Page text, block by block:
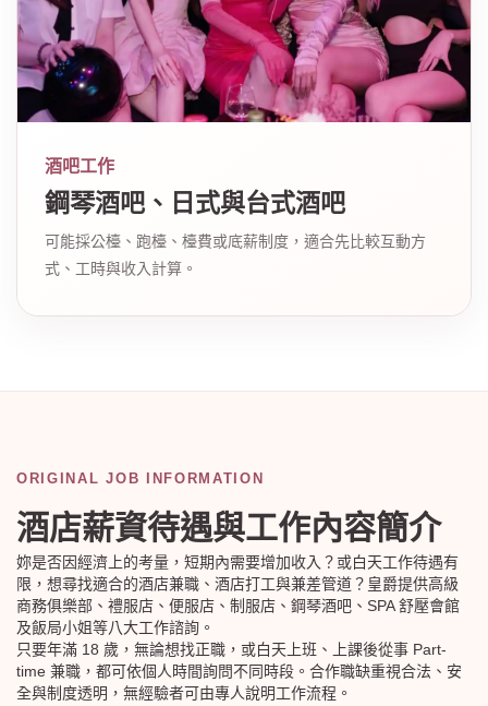
酒吧工作
鋼琴酒吧、日式與台式酒吧
可能採公檯、跑檯、檯費或底薪制度，適合先比較互動方
式、工時與收入計算。
ORIGINAL JOB INFORMATION
酒店薪資待遇與工作內容簡介
妳是否因經濟上的考量，短期內需要增加收入？或白天工作待遇有
限，想尋找適合的酒店兼職、酒店打工與兼差管道？皇爵提供高級
商務俱樂部、禮服店、便服店、制服店、鋼琴酒吧、SPA 舒壓會館
及飯局小姐等八大工作諮詢。
只要年滿 18 歲，無論想找正職，或白天上班、上課後從事 Part-
time 兼職，都可依個人時間詢問不同時段。合作職缺重視合法、安
全與制度透明，無經驗者可由專人說明工作流程。